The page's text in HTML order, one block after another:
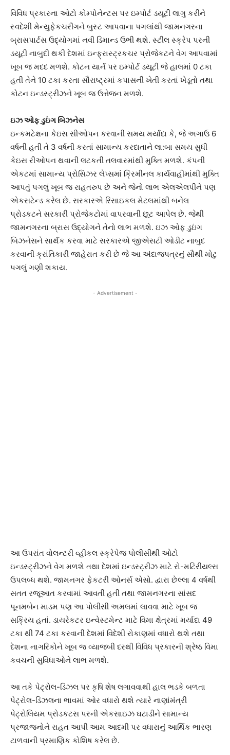
વિવિધ પ્રકારના ઓટો કોમ્પોનેન્ટસ પર ઇમ્પોર્ટ ડયૂટી લાગુ કરીને
સ્વદેશી મેન્યુફેકચરીંગને બુસ્ટ આપવાના પગલાંથી જામનગરના
બ્રાસપાર્ટસ ઉદ્યોગમાં નવી ડિમાન્ડ ઉભી થશે. સ્ટીલ સ્ક્રેપ પરની
ડયૂટી નાબુદી થકી દેશમાં ઇન્ફ્રાસ્ટ્રકચર પ્રોજેકટને વેગ આપવામાં
ખૂબ જ મદદ મળશે. કોટન યાર્ન પર ઇમ્પોર્ટ ડયૂટી જે હાલમાં 0 ટકા
હતી તેને 10 ટકા કરતા સૌરાષ્ટ્રમાં કપાસની ખેતી કરતાં ખેડૂતો તથા
કોટન ઇન્ડસ્ટ્રીઝને ખૂબ જ ઉત્તેજન મળશે.
ઇઝ ઓફ ડુઇંગ બિઝનેસ
ઇન્કમટેક્ષના કેઇસ સીઓપન કરવાની સમય મર્યાદા કે, જે અગાઉ 6
વર્ષની હતી તે 3 વર્ષની કરતાં સામાન્ય કરદાતાને લા:બા સમય સુધી
કેઇસ રીઓપન થવાની લટકતી તલવારમાંથી મુક્તિ મળશે. કંપની
એકટમાં સામાન્ય પ્રોસિઝર લેપ્સમાં ક્રિમીનલ કાર્યવાહીમાંથી મુક્તિ
આપતું પગલું ખૂબ જ રાહતરુપ છે અને જેનો લાભ એલએલપીને પણ
એકસટેન્ડ કરેલ છે. સરકારએ રિસાઇકલ મેટલમાંથી બનેલ
પ્રોડકટને સરકારી પ્રોજેકટોમાં વાપરવાની છૂટ આપેલ છે. જેથી
જામનગરના બ્રાસ ઉદ્યોગને તેનો લાભ મળશે. ઇઝ ઓફ ડુઇંગ
બિઝનેસને સાર્થક કરવા માટે સરકારએ જીએસટી ઓડીટ નાબુદ
કરવાની ક્રાંતિકારી જાહેરાત કરી છે જે આ અંદાજપત્રનું સૌથી મોટુ
પગલું ગણી શકાય.
- Advertisement -
આ ઉપરાંત વોલન્ટરી વ્હીકલ સ્ક્રેપેજ પોલીસીથી ઓટો
ઇન્ડસ્ટ્રીઝને વેગ મળશે તથા દેશમાં ઇન્ડસ્ટ્રીઝ માટે રો-મટિરીયલ્સ
ઉપલબ્ધ થશે. જામનગર ફેકટરી ઓનર્સ એસો. દ્વારા છેલ્લા 4 વર્ષથી
સતત રજૂઆત કરવામાં આવતી હતી તથા જામનગરના સાંસદ
પૂનમબેન માડમ પણ આ પોલીસી અમલમાં લાવવા માટે ખૂબ જ
સક્રિય હતાં. ડાયરેકટર ઇન્વેસ્ટમેન્ટ માટે વિમા ક્ષેત્રમાં મર્યાદા 49
ટકા થી 74 ટકા કરવાની દેશમાં વિદેશી રોકાણમાં વધારો થશે તથા
દેશના નાગરિકોને ખૂબ જ વ્યાજબી દરથી વિવિધ પ્રકારની શ્રેષ્ઠ વિમા
કવચની સુવિધાઓને લાભ મળશે.
આ તકે પેટ્રોલ-ડિઝલ પર કૃષિ શેષ લગાવવાથી હાલ ભડકે બળતા
પેટ્રોલ-ડિઝલના ભાવમાં ઓર વધારો થશે ત્યારે નાણાંમંત્રી
પેટ્રોલિયમ પ્રોડકટસ પરની એકસાઇઝ ઘટાડીને સામાન્ય
પ્રજાજનોને રાહત આપી આમ આદમી પર વધારાનું આર્થિક ભારણ
ટાળવાની પ્રમાણિક કોશિષ કરેલ છે.